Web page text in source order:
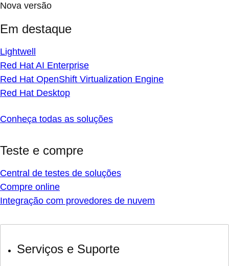
Nova versão
Em destaque
Lightwell
Red Hat AI Enterprise
Red Hat OpenShift Virtualization Engine
Red Hat Desktop
Conheça todas as soluções
Teste e compre
Central de testes de soluções
Compre online
Integração com provedores de nuvem
Serviços e Suporte